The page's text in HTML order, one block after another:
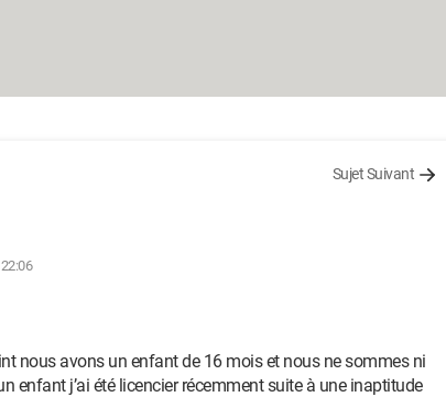
Sujet Suivant
nous avons un enfant de 16 mois et nous ne sommes ni
enfant j’ai été licencier récemment suite à une inaptitude